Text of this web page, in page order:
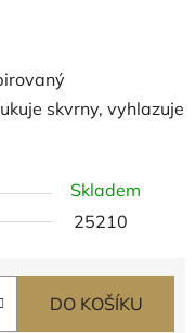
skvrny, vyhlazuje
Skladem
25210
DO KOŠÍKU